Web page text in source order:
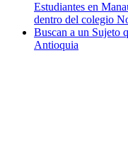
Estudiantes en
dentro del colegio
Buscan a un Sujeto
Antioquia